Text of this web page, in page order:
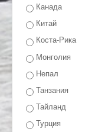
Канада
Китай
Коста-Рика
Монголия
Непал
Танзания
Тайланд
Турция